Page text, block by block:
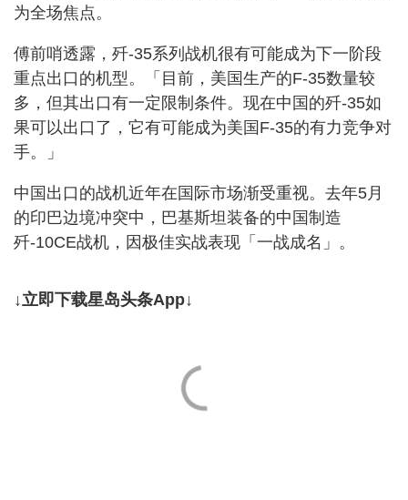
为全场焦点。
傅前哨透露，歼-35系列战机很有可能成为下一阶段
重点出口的机型。「目前，美国生产的F-35数量较
多，但其出口有一定限制条件。现在中国的歼-35如
果可以出口了，它有可能成为美国F-35的有力竞争对
手。」
中国出口的战机近年在国际市场渐受重视。去年5月
的印巴边境冲突中，巴基斯坦装备的中国制造
歼-10CE战机，因极佳实战表现「一战成名」。
↓立即下载星岛头条App↓